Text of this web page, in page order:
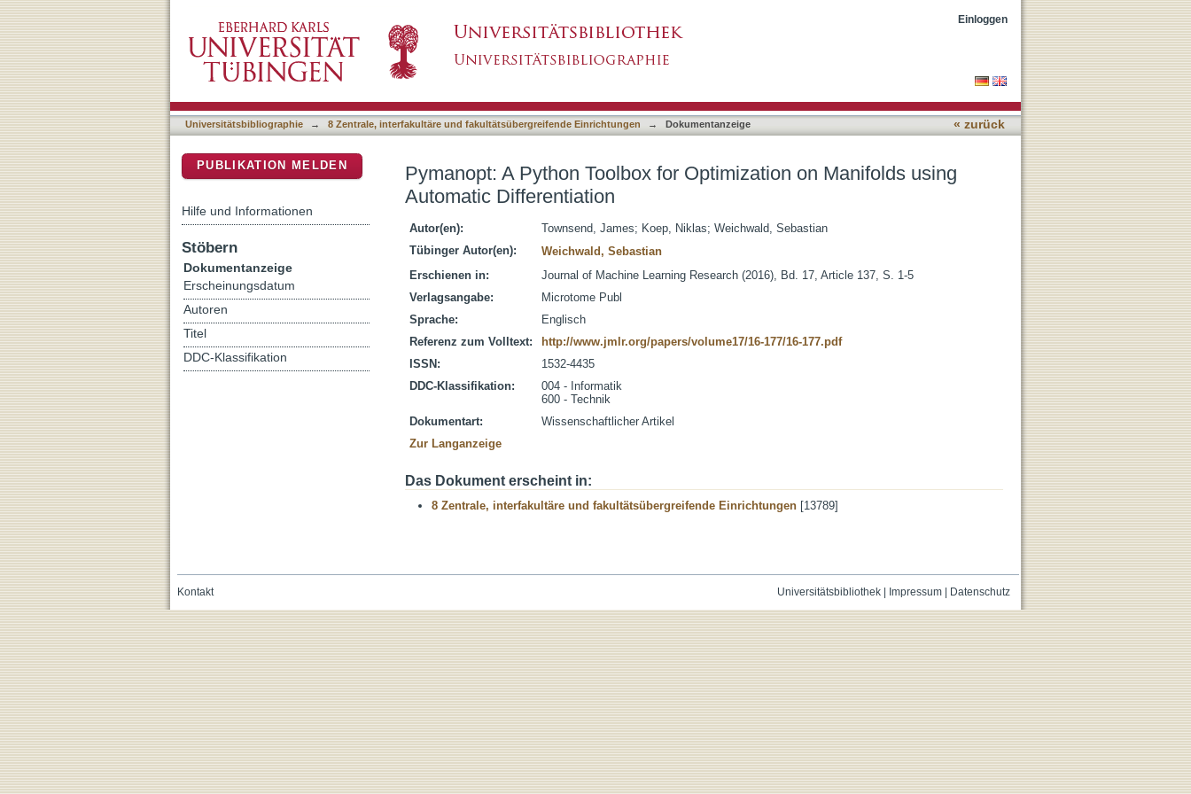
Einloggen
Universitätsbibliographie → 8 Zentrale, interfakultäre und fakultätsübergreifende Einrichtungen → Dokumentanzeige « zurück
Pymanopt: A Python Toolbox for Optimization on Manifolds using
Automatic Differentiation
Autor(en): Townsend, James; Koep, Niklas; Weichwald, Sebastian
Tübinger Autor(en):
Weichwald, Sebastian
Erschienen in:
Journal of Machine Learning Research (2016), Bd. 17, Article 137, S. 1-5
Verlagsangabe:
Microtome Publ
Sprache:
Englisch
Referenz zum Volltext:
http://www.jmlr.org/papers/volume17/16-177/16-177.pdf
ISSN:
1532-4435
DDC-Klassifikation:
004 - Informatik
600 - Technik
Dokumentart:
Wissenschaftlicher Artikel
Zur Langanzeige
Das Dokument erscheint in:
8 Zentrale, interfakultäre und fakultätsübergreifende Einrichtungen [13789]
PUBLIKATION MELDEN
Hilfe und Informationen
Stöbern
Dokumentanzeige
Erscheinungsdatum
Autoren
Titel
DDC-Klassifikation
Universitätsbibliothek| Impressum| Datenschutz
Kontakt